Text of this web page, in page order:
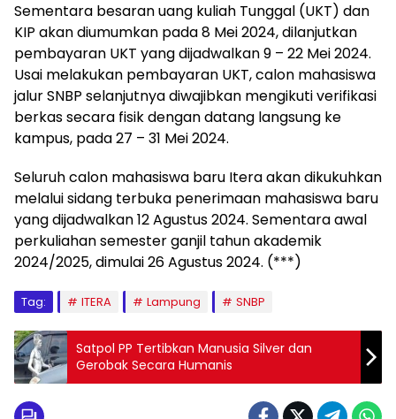
Sementara besaran uang kuliah Tunggal (UKT) dan
KIP akan diumumkan pada 8 Mei 2024, dilanjutkan
pembayaran UKT yang dijadwalkan 9 – 22 Mei 2024.
Usai melakukan pembayaran UKT, calon mahasiswa
jalur SNBP selanjutnya diwajibkan mengikuti verifikasi
berkas secara fisik dengan datang langsung ke
kampus, pada 27 – 31 Mei 2024.
Seluruh calon mahasiswa baru Itera akan dikukuhkan
melalui sidang terbuka penerimaan mahasiswa baru
yang dijadwalkan 12 Agustus 2024. Sementara awal
perkuliahan semester ganjil tahun akademik
2024/2025, dimulai 26 Agustus 2024. (***)
Tag: ITERA Lampung SNBP
Satpol PP Tertibkan Manusia Silver dan
Gerobak Secara Humanis